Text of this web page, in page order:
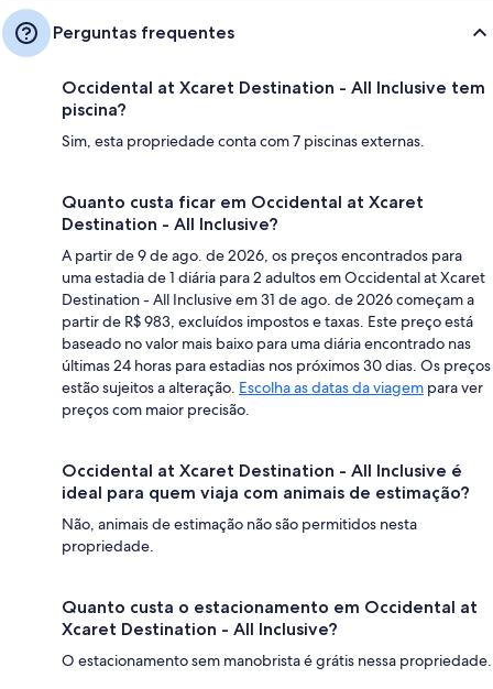
Perguntas frequentes
Occidental at Xcaret Destination - All Inclusive tem
piscina?
Sim, esta propriedade conta com 7 piscinas externas.
Quanto custa ficar em Occidental at Xcaret
Destination - All Inclusive?
A partir de 9 de ago. de 2026, os preços encontrados para
uma estadia de 1 diária para 2 adultos em Occidental at Xcaret
Destination - All Inclusive em 31 de ago. de 2026 começam a
partir de R$ 983, excluídos impostos e taxas. Este preço está
baseado no valor mais baixo para uma diária encontrado nas
últimas 24 horas para estadias nos próximos 30 dias. Os preços
estão sujeitos a alteração. Escolha as datas da viagem para ver
preços com maior precisão.
Occidental at Xcaret Destination - All Inclusive é
ideal para quem viaja com animais de estimação?
Não, animais de estimação não são permitidos nesta
propriedade.
Quanto custa o estacionamento em Occidental at
Xcaret Destination - All Inclusive?
O estacionamento sem manobrista é grátis nessa propriedade.